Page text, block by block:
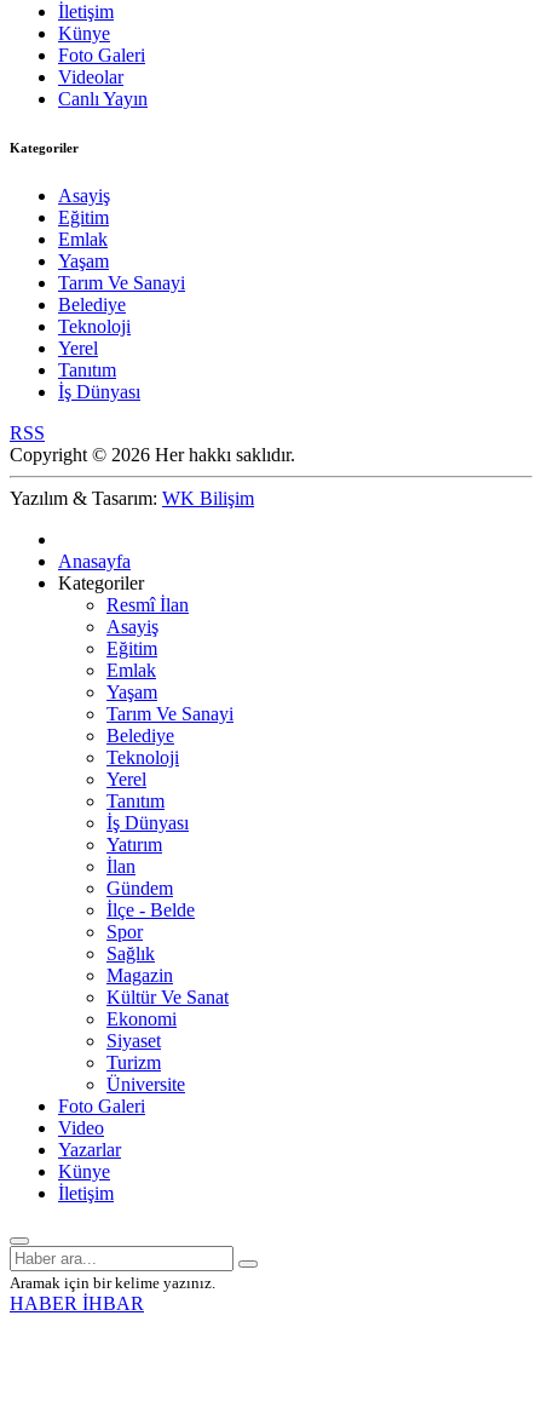
İletişim
Künye
Foto Galeri
Videolar
Canlı Yayın
Kategoriler
Asayiş
Eğitim
Emlak
Yaşam
Tarım Ve Sanayi
Belediye
Teknoloji
Yerel
Tanıtım
İş Dünyası
RSS
Copyright © 2026 Her hakkı saklıdır.
Yazılım & Tasarım: WK Bilişim
Anasayfa
Kategoriler
Resmî İlan
Asayiş
Eğitim
Emlak
Yaşam
Tarım Ve Sanayi
Belediye
Teknoloji
Yerel
Tanıtım
İş Dünyası
Yatırım
İlan
Gündem
İlçe - Belde
Spor
Sağlık
Magazin
Kültür Ve Sanat
Ekonomi
Siyaset
Turizm
Üniversite
Foto Galeri
Video
Yazarlar
Künye
İletişim
Aramak için bir kelime yazınız.
HABER İHBAR